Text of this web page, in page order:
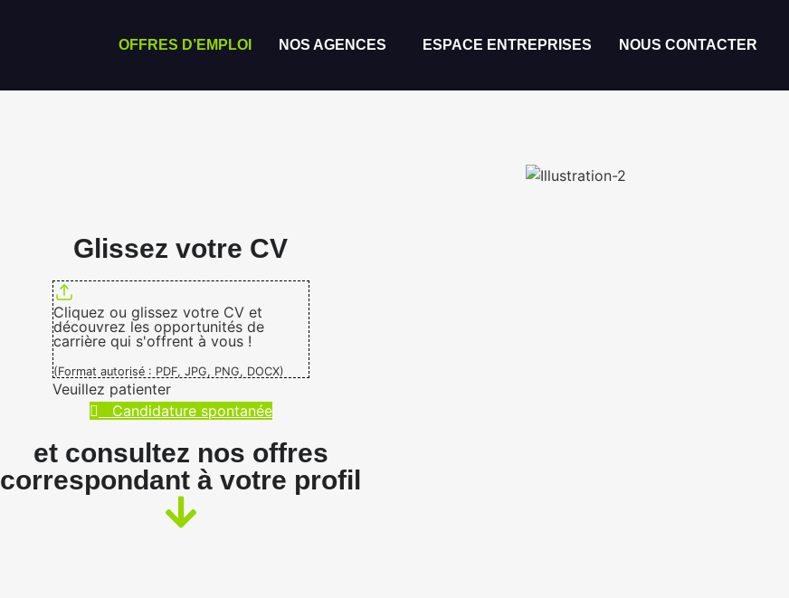
OFFRES D’EMPLOI NOS AGENCES ESPACE ENTREPRISES NOUS CONTACTER
Glissez votre CV
Cliquez ou glissez votre CV et
découvrez les opportunités de
carrière qui s'offrent à vous !
(Format autorisé : PDF, JPG, PNG, DOCX)
Veuillez patienter
Candidature spontanée
et consultez nos offres
correspondant à votre profil